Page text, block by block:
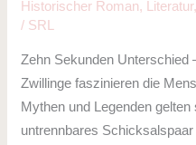
Historischer Roman, Literatur,
/ SRL
Zehn Sekunden Unterschied
Zwillinge faszinieren die
Mythen und Legenden
untrennbares